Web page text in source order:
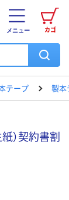
カゴ
メニュー
テープ 製本
）契約書割